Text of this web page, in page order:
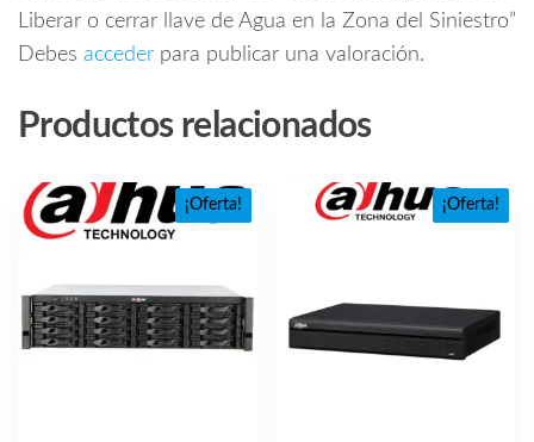
Liberar o cerrar llave de Agua en la Zona del Siniestro”
Debes acceder para publicar una valoración.
Productos relacionados
¡Oferta! ¡Oferta!